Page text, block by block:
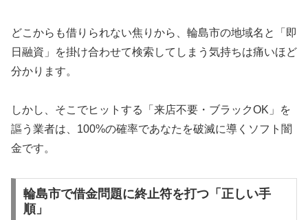
どこからも借りられない焦りから、輪島市の地域名と「即
日融資」を掛け合わせて検索してしまう気持ちは痛いほど
分かります。
しかし、そこでヒットする「来店不要・ブラックOK」を
謳う業者は、100%の確率であなたを破滅に導くソフト闇
金です。
輪島市で借金問題に終止符を打つ「正しい手
順」